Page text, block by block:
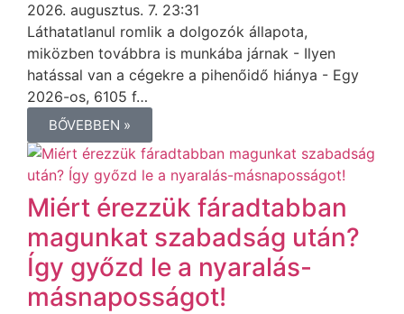
2026. augusztus. 7. 23:31
Láthatatlanul romlik a dolgozók állapota,
miközben továbbra is munkába járnak - Ilyen
hatással van a cégekre a pihenőidő hiánya - Egy
2026-os, 6105 f…
BŐVEBBEN »
Miért érezzük fáradtabban
magunkat szabadság után?
Így győzd le a nyaralás-
másnaposságot!